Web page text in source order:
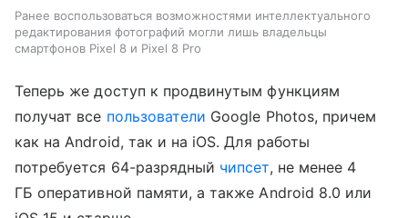
Ранее воспользоваться возможностями интеллектуального
редактирования фотографий могли лишь владельцы
смартфонов Pixel 8 и Pixel 8 Pro
Теперь же доступ к продвинутым функциям
получат все пользователи Google Photos, причем
как на Android, так и на iOS. Для работы
потребуется 64-разрядный чипсет, не менее 4
ГБ оперативной памяти, а также Android 8.0 или